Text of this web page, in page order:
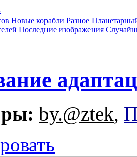
Новые корабли Разное
Последние изображения
by.@ztek,